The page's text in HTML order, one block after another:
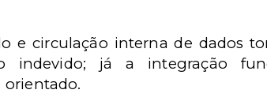
e circulação interna de dados
já a integração